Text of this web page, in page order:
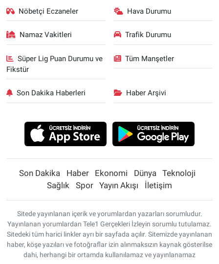
Nöbetçi Eczaneler Hava Durumu
Namaz Vakitleri Trafik Durumu
Süper Lig Puan Durumu ve
Fikstür
Tüm Manşetler
Son Dakika Haberleri Haber Arşivi
Son Dakika Haber Ekonomi Dünya
Teknoloji
Sağlık
Spor Yayın Akışı İletişim
Sitede yayınlanan içerik ve yorumlardan yazarları sorumludur.
Yayınlanan yorumlardan Tele1 Gerçekleri İzleyin sorumlu tutulamaz.
Sitedeki tüm harici linkler ayrı bir sayfada açılır. Sitemizde yayınlanan
haber, köşe yazıları ve fotoğraflar izin alınmaksızın kaynak gösterilse
dahi, herhangi bir ortamda kullanılamaz ve yayınlanamaz